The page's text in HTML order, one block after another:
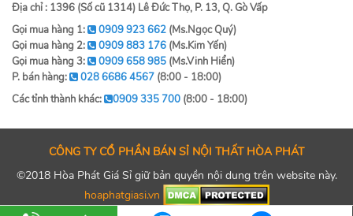
Địa chỉ : 1396 (Số cũ 1314) Lê Đức Thọ, P. 13, Q. Gò Vấp
Gọi mua hàng 1:
0909 923 662 (Ms.Ngọc Quý)
Gọi mua hàng 2:
0909 883 176 (Ms.Kim Yến)
Gọi mua hàng 3:
0909 658 985 (Ms.Vinh Hiển)
P. bán hàng:
028 6686 4567 (8:00 - 18:00)
Các tỉnh thành khác:
0909 335 700 (8:00 - 18:00)
CÔNG TY CỔ PHẦN BÁN SỈ NỘI THẤT HÒA PHÁT
©2018 Hòa Phát Giá Sỉ giữ bản quyền nội dung trên website này.
hoaphatgiasi.vn